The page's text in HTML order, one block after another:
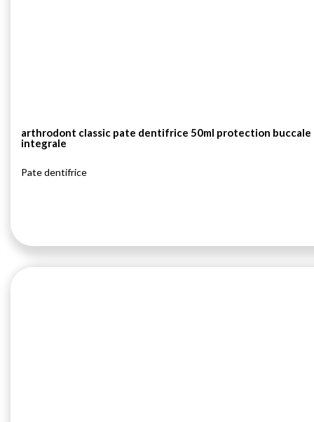
arthrodont classic pate dentifrice 50ml protection buccale
integrale
Pate dentifrice